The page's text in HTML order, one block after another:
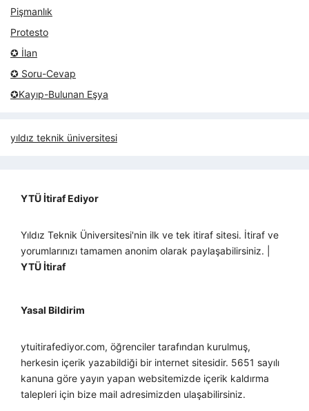
Pişmanlık
Protesto
✪ İlan
✪ Soru-Cevap
✪Kayıp-Bulunan Eşya
yıldız teknik üniversitesi
YTÜ İtiraf Ediyor
Yıldız Teknik Üniversitesi'nin ilk ve tek itiraf sitesi. İtiraf ve
yorumlarınızı tamamen anonim olarak paylaşabilirsiniz. |
YTÜ İtiraf
Yasal Bildirim
ytuitirafediyor.com, öğrenciler tarafından kurulmuş,
herkesin içerik yazabildiği bir internet sitesidir. 5651 sayılı
kanuna göre yayın yapan websitemizde içerik kaldırma
talepleri için bize mail adresimizden ulaşabilirsiniz.